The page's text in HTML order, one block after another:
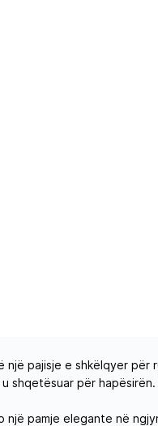
një pajisje e shkëlqyer
shqetësuar për
një pamje elegante në